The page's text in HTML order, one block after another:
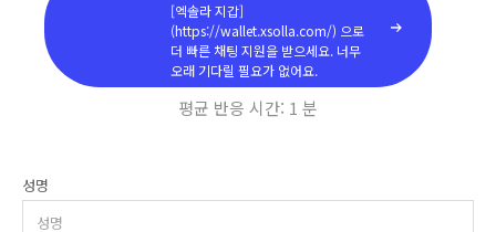
[엑솔라 지갑]
(https://wallet.xsolla.com/) 으로
더 빠른 채팅 지원을 받으세요. 너무
오래 기다릴 필요가 없어요.
평균 반응 시간: 1 분
성명